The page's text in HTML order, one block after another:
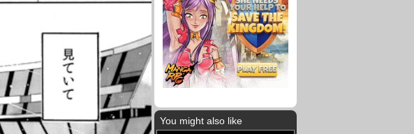
You might also like